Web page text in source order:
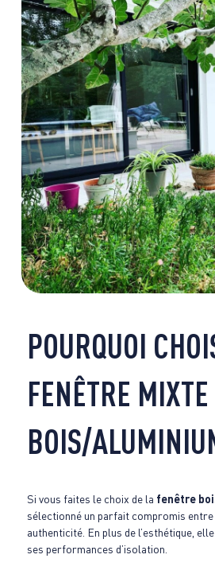
POURQUOI
FENÊTRE MIXTE
BOIS/
Si vous faites le choix de la fenêtre
sélectionné un parfait compromis
authenticité. En plus de l’esthétique,
ses performances d’isolation.